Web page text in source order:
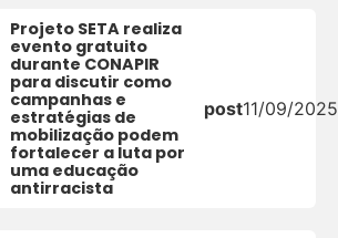
Projeto SETA realiza
evento gratuito
durante CONAPIR
para discutir como
campanhas e
estratégias de
mobilização podem
fortalecer a luta por
uma educação
antirracista
post11/09/2025